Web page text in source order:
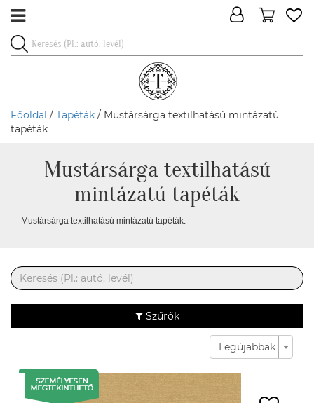
Főoldal / Tapéták / Mustársárga textilhatású mintázatú
tapéták
Mustársárga textilhatású
mintázatú tapéták
Mustársárga textilhatású mintázatú tapéták.
Szűrők
Legújabbak